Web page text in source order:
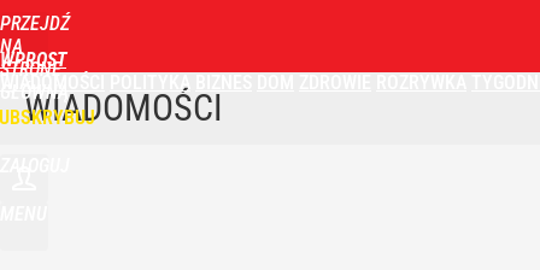
PRZEJDŹ
NA
STRONĘ
GŁÓWNĄ
WPROST
POLITYKA
WIADOMOŚCI